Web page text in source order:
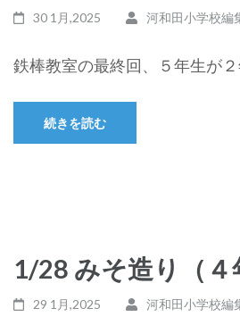
30 1月,2025 河和田小学校編
鉄棒教室の最終回、５年生が
続きを読む
1/28 みそ造り（４
29 1月,2025 河和田小学校編